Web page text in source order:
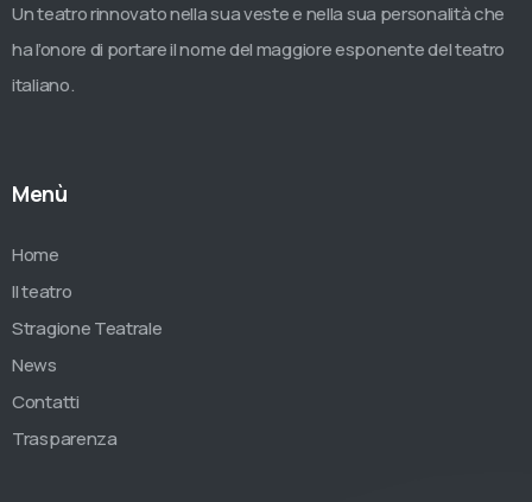
Un teatro rinnovato nella sua veste e nella sua personalità che
ha l’onore di portare il nome del maggiore esponente del teatro
italiano.
Menù
Home
Il teatro
Stragione Teatrale
News
Contatti
Trasparenza